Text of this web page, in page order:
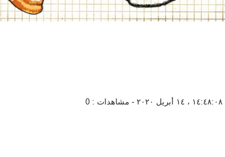
١٤:٤٨:٠٨ ، ١٤ أبريل ٢٠٢٠ - مشاهدات : 0